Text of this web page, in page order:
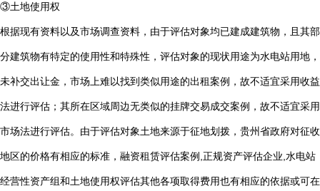
③土地使用权
根据现有资料以及市场调查资料，由于评估对象均已建成建筑物，且其部
分建筑物有特定的使用性和特殊性，评估对象的现状用途为水电站用地，
未补交出让金，市场上难以找到类似用途的出租案例，故不适宜采用收益
法进行评估；其所在区域周边无类似的挂牌交易成交案例，故不适宜采用
市场法进行评估。由于评估对象土地来源于征地划拨，贵州省政府对征收
地区的价格有相应的标准， 融资租赁评估案例,正规资产评估企业,水电站
经营性资产组和土地使用权评估其他各项取得费用也有相应的依据或可在